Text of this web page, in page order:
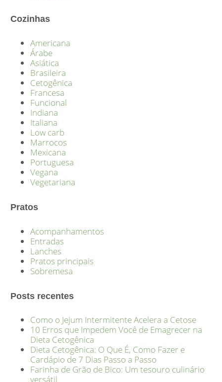
Cozinhas
Americana
Árabe
Asiática
Brasileira
Cetogênica
Francesa
Funcional
Indiana
Italiana
Low carb
Marrocos
Mexicana
Portuguesa
Vegana
Vegetariana
Pratos
Acompanhamentos
Entradas
Lanches
Pratos principais
Sobremesa
Posts recentes
Como o Jejum Intermitente Acelera a Cetose
10 Erros que Impedem Você de Emagrecer na
Dieta Cetogênica
Dieta Cetogênica: O Que É, Como Fazer e
Cardápio de 7 Dias Passo a Passo
Farinha de Grão de Bico: Um tesouro culinário
versátil